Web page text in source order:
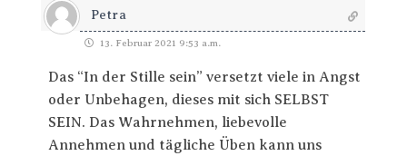
Petra
13. Februar 2021 9:53 a.m.
Das “In der Stille sein” versetzt viele in Angst
oder Unbehagen, dieses mit sich SELBST
SEIN. Das Wahrnehmen, liebevolle
Annehmen und tägliche Üben kann uns